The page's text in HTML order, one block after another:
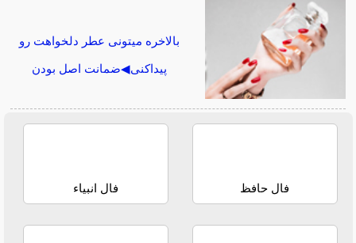
بالاخره میتونی عطر دلخواهت رو
پیداکنی◀ضمانت اصل بودن
فال حافظ فال انبیاء